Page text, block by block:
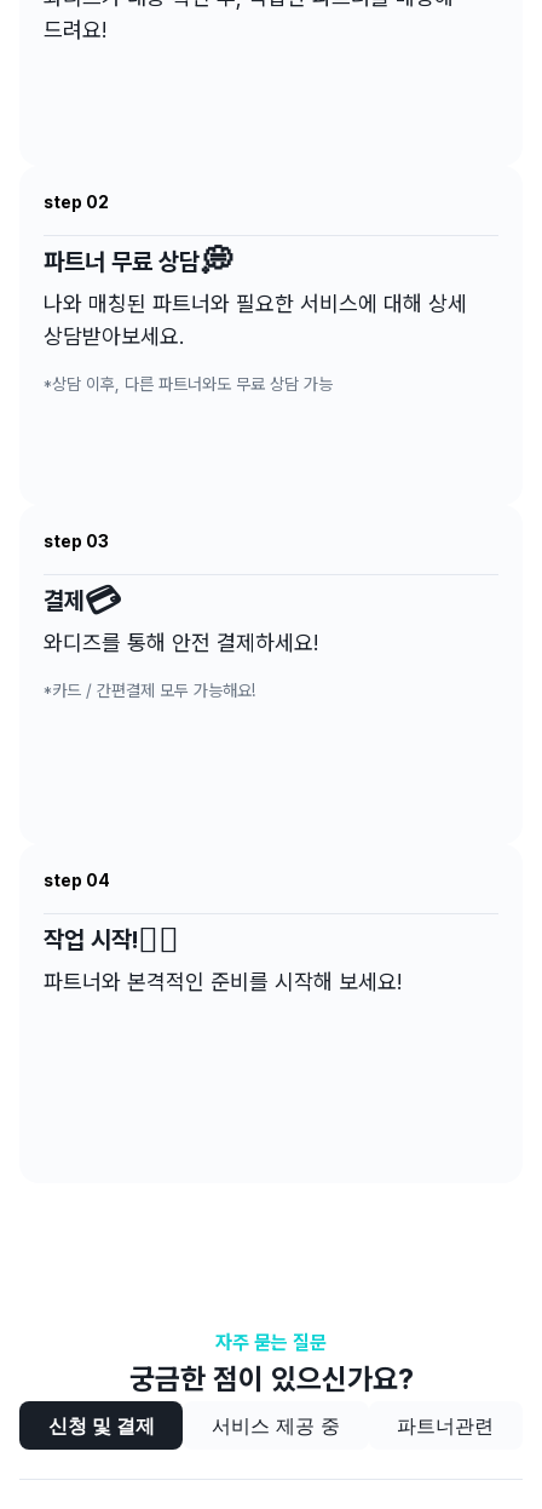
드려요!
step 02
파트너 무료 상담💭
나와 매칭된 파트너와 필요한 서비스에 대해 상세
상담받아보세요.
*상담 이후, 다른 파트너와도 무료 상담 가능
step 03
결제 💳
와디즈를 통해 안전 결제하세요!
*카드 / 간편결제 모두 가능해요!
step 04
작업 시작!✍🏻
파트너와 본격적인 준비를 시작해 보세요!
자주 묻는 질문
궁금한 점이 있으신가요?
신청 및 결제 서비스 제공 중 파트너관련